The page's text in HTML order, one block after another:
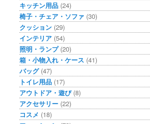
キッチン用品 (24)
椅子・チェア・ソファ (30)
クッション (29)
インテリア (54)
照明・ランプ(20)
箱・小物入れ・ケース (41)
バッグ(47)
トイレ用品 (17)
アウトドア・遊び(8)
アクセサリー (22)
コスメ (18)